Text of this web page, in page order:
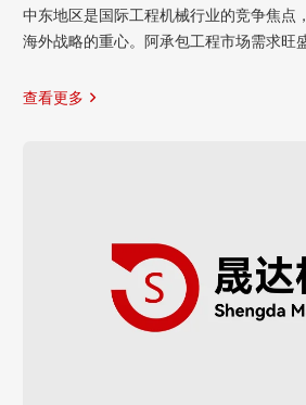
中东地区是国际工程机械行业的竞争焦点
海外战略的重心。阿承包工程市场需求旺
查看更多